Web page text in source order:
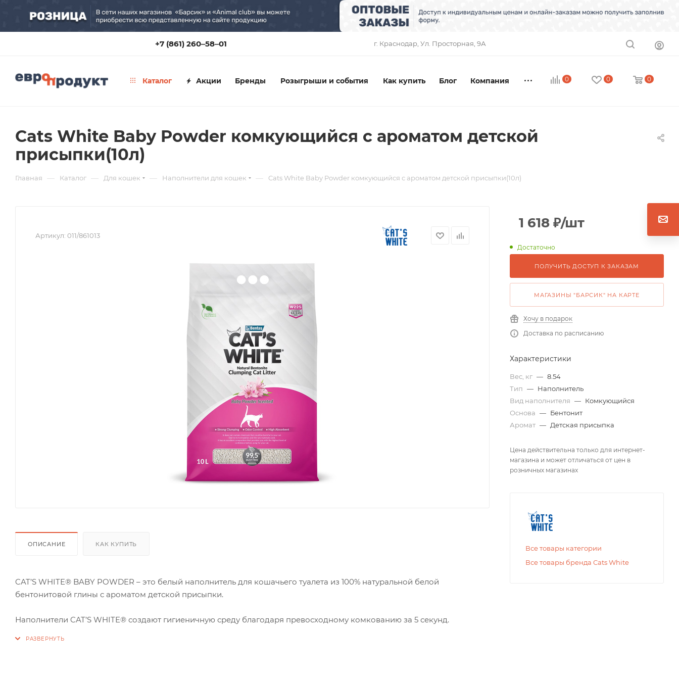
+7 (861) 260‒58‒01 г. Краснодар, ​Ул. Просторная, 9А
0 0 0
Каталог Акции Бренды Розыгрыши и события Как купить Блог Компания
Cats White Baby Powder комкующийся с ароматом детской
присыпки(10л)
Главная — Каталог — Для кошек — Наполнители для кошек — Cats White Baby Powder комкующийся с ароматом детской присыпки(10л)
Артикул: 011/861013
ОПИСАНИЕ КАК КУПИТЬ
CAT’S WHITE® BABY POWDER – это белый наполнитель для кошачьего туалета из 100% натуральной белой
бентонитовой глины с ароматом детской присыпки.
Наполнители CAT’S WHITE® создают гигиеничную среду благодаря превосходному комкованию за 5 секунд.
1 618 ₽/шт
Достаточно
ПОЛУЧИТЬ ДОСТУП К ЗАКАЗАМ
МАГАЗИНЫ "БАРСИК" НА КАРТЕ
Хочу в подарок
Доставка по расписанию
Характеристики
Вес, кг — 8.54
Тип — Наполнитель
Вид наполнителя — Комкующийся
Основа — Бентонит
Аромат — Детская присыпка
Цена действительна только для интернет-
магазина и может отличаться от цен в
розничных магазинах
Все товары категории
Все товары бренда Cats White